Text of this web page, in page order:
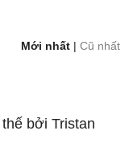
Mới nhất | Cũ nhất
bởi Tristan